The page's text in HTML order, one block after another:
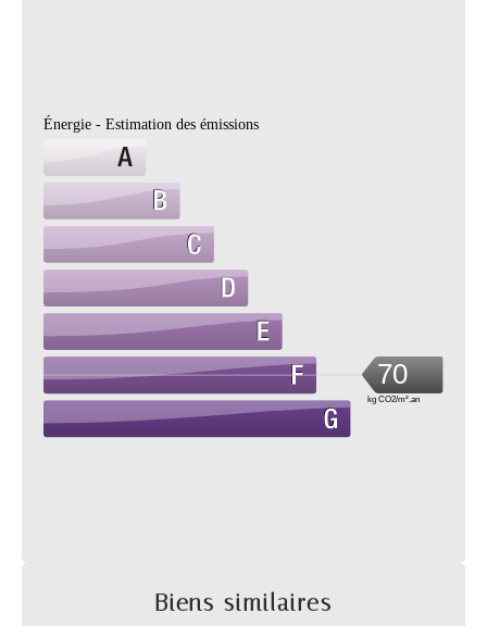
Énergie - Estimation des émissions
70
kg CO2/m².an
Biens similaires